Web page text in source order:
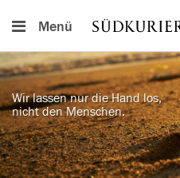
Menü
Wir lassen nur die Hand los,
nicht den Menschen.